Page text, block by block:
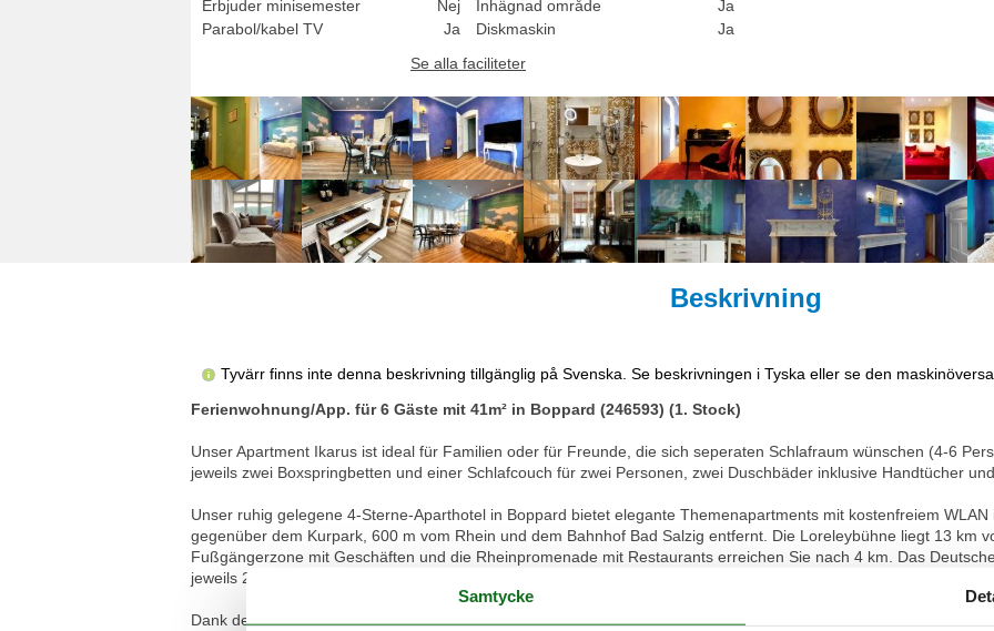
Erbjuder minisemester
Nej
Parabol/kabel TV
Ja
Inhägnad område
Ja
Diskmaskin
Ja
Se alla faciliteter
Beskrivning
Tyvärr finns inte denna beskrivning tillgänglig på Svenska. Se beskrivningen i Tyska eller se den
Ferienwohnung/App. für 6 Gäste mit 41m² in Boppard (246593) (1. Stock)
Unser Apartment Ikarus ist ideal für Familien oder für Freunde, die sich seperaten Schlafraum wünschen (4-6
jeweils zwei Boxspringbetten und einer Schlafcouch für zwei Personen, zwei Duschbäder inklusive Handtücher
Unser ruhig gelegene 4-Sterne-Aparthotel in Boppard bietet elegante Themenapartments mit kostenfreiem
gegenüber dem Kurpark, 600 m vom Rhein und dem Bahnhof Bad Salzig entfernt. Die Loreleybühne liegt 13 km
Fußgängerzone mit Geschäften und die Rheinpromenade mit Restaurants erreichen Sie nach 4 km. Das
jeweils 25 km von der PARK VILLA zentral am Mittelrhein entfernt.
Dank der gut ausgebauten Rad- und Wanderwege kommen vor allem Naturliebhaber in der Region auf ihre
Samtycke